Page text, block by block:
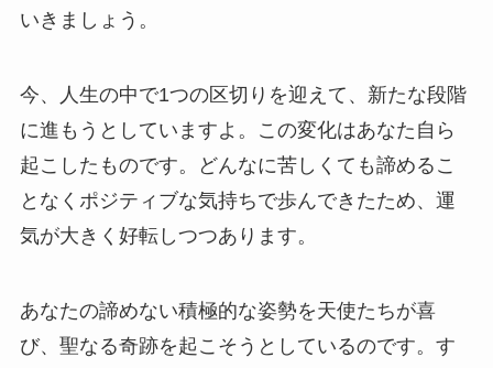
いきましょう。
今、人生の中で1つの区切りを迎えて、新たな段階
に進もうとしていますよ。この変化はあなた自ら
起こしたものです。どんなに苦しくても諦めるこ
となくポジティブな気持ちで歩んできたため、運
気が大きく好転しつつあります。
あなたの諦めない積極的な姿勢を天使たちが喜
び、聖なる奇跡を起こそうとしているのです。す